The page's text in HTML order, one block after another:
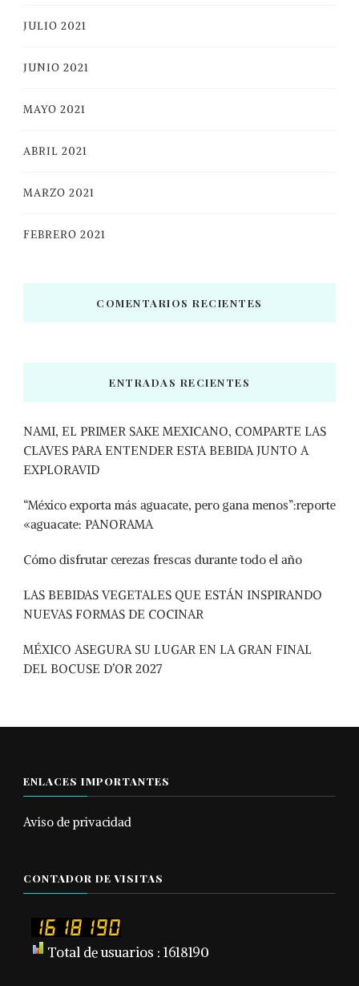
JULIO 2021
JUNIO 2021
MAYO 2021
ABRIL 2021
MARZO 2021
FEBRERO 2021
COMENTARIOS RECIENTES
ENTRADAS RECIENTES
NAMI, EL PRIMER SAKE MEXICANO, COMPARTE LAS
CLAVES PARA ENTENDER ESTA BEBIDA JUNTO A
EXPLORAVID
“México exporta más aguacate, pero gana menos”:reporte
«aguacate: PANORAMA
Cómo disfrutar cerezas frescas durante todo el año
LAS BEBIDAS VEGETALES QUE ESTÁN INSPIRANDO
NUEVAS FORMAS DE COCINAR
MÉXICO ASEGURA SU LUGAR EN LA GRAN FINAL
DEL BOCUSE D’OR 2027
ENLACES IMPORTANTES
Aviso de privacidad
CONTADOR DE VISITAS
Total de usuarios : 1618190